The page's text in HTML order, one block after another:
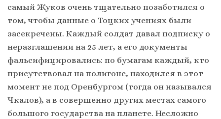
самый Жуков очень тщательно позаботился о
том, чтобы данные о Тоцких учениях были
засекречены. Каждый солдат давал подписку о
неразглашении на 25 лет, а его документы
фальсифицировались: по бумагам каждый, кто
присутствовал на полигоне, находился в этот
момент не под Оренбургом (тогда он назывался
Чкалов), а в совершенно других местах самого
большого государства на планете. Несложно